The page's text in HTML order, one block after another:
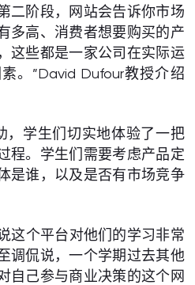
二阶段，网站会告诉你市场
多高、消费者想要购买的产
这些都是一家公司在实际运
。”David Dufour教授介绍
，学生们切实地体验了一把
程。学生们需要考虑产品定
是谁，以及是否有市场竞争
这个平台对他们的学习非常
调侃说，一个学期过去其他
自己参与商业决策的这个网